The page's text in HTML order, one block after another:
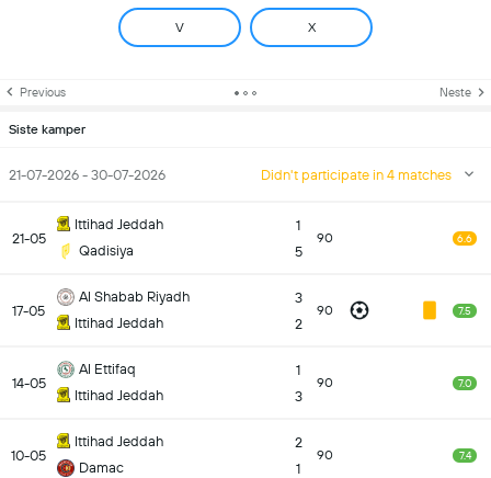
V X
Previous Neste
Siste kamper
21-07-2026 - 30-07-2026 Didn't participate in 4 matches
21-05
Ittihad Jeddah
Qadisiya
1
5
90 6.6
17-05
Al Shabab Riyadh
Ittihad Jeddah
3
2
90 7.5
14-05
Al Ettifaq
Ittihad Jeddah
1
3
90 7.0
10-05
Ittihad Jeddah
Damac
2
1
90 7.4